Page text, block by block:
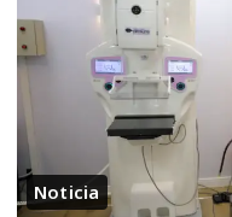
Noticia